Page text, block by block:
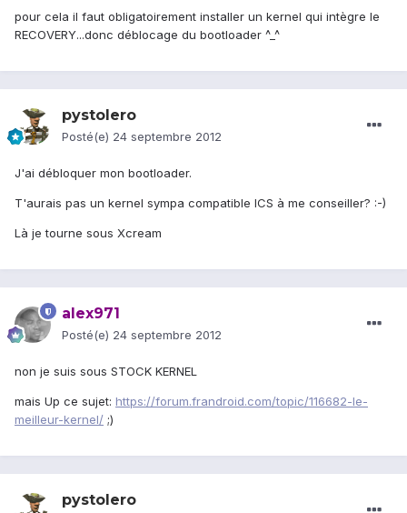
pour cela il faut obligatoirement installer un kernel qui intègre le
RECOVERY...donc déblocage du bootloader ^_^
pystolero
Posté(e) 24 septembre 2012
J'ai débloquer mon bootloader.
T'aurais pas un kernel sympa compatible ICS à me conseiller? :-)
Là je tourne sous Xcream
alex971
Posté(e) 24 septembre 2012
non je suis sous STOCK KERNEL
mais Up ce sujet: https://forum.frandroid.com/topic/116682-le-
meilleur-kernel/ ;)
pystolero